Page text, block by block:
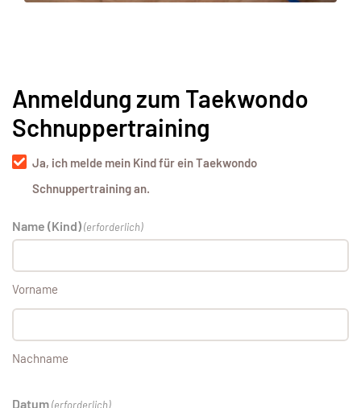
Anmeldung zum Taekwondo
Schnuppertraining
Taekwondo
Schnuppertraining
Ja, ich melde mein Kind für ein Taekwondo
Schnuppertraining an.
Name (Kind) (erforderlich)
Vorname
Nachname
Datum (erforderlich)